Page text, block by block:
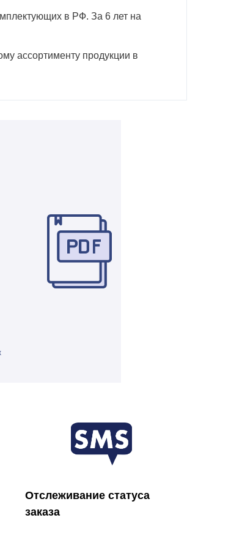
в РФ. За 6 лет на
ассортименту продукции в
Отслеживание статуса
заказа